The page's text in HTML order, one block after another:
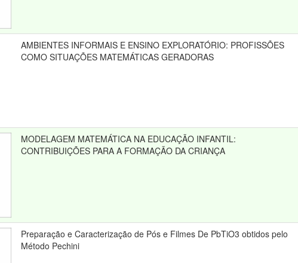
AMBIENTES INFORMAIS E ENSINO EXPLORATÓRIO: PROFISSÕES
COMO SITUAÇÕES MATEMÁTICAS GERADORAS
MODELAGEM MATEMÁTICA NA EDUCAÇÃO INFANTIL:
CONTRIBUIÇÕES PARA A FORMAÇÃO DA CRIANÇA
Preparação e Caracterização de Pós e Filmes De PbTiO3 obtidos pelo
Método Pechini